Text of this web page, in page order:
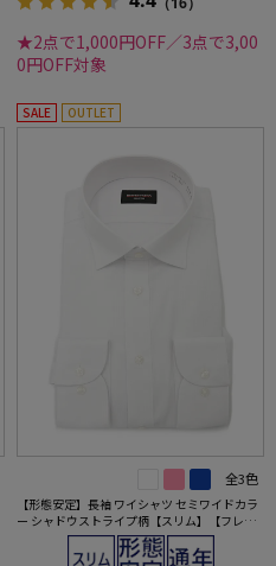
★2点で1,000円OFF／3点で3,00
0円OFF対象
SALE OUTLET
全3色
【形態安定】長袖 ワイシャツ セミワイドカラ
ー シャドウストライプ柄【スリム】【フレッ
シャーズにもおすすめ】nero 通年【スリムデ